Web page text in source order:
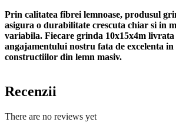
Prin calitatea fibrei lemnoase, produsul
asigura o durabilitate crescuta chiar si in
variabila. Fiecare grinda 10x15x4m livrata
angajamentului nostru fata de excelenta
constructiilor din lemn masiv.
Recenzii
There are no reviews yet